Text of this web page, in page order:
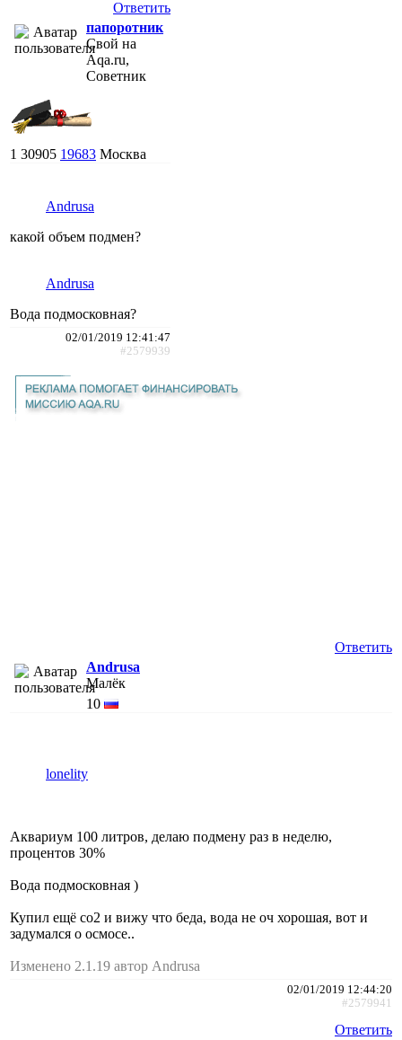
Ответить
папоротник
Свой на
Aqa.ru,
Советник
1 30905 19683 Москва
Andrusa
какой объем подмен?
Andrusa
Вода подмосковная?
02/01/2019 12:41:47
#2579939
Ответить
Andrusa
Малёк
10
lonelity
Аквариум 100 литров, делаю подмену раз в неделю,
процентов 30%
Вода подмосковная )
Купил ещё со2 и вижу что беда, вода не оч хорошая, вот и
задумался о осмосе..
Изменено 2.1.19 автор Andrusa
02/01/2019 12:44:20
#2579941
Ответить